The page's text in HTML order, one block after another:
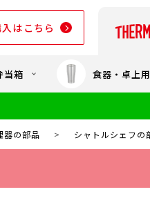
はこちら
部品購入はこちら
当箱 食器・卓上
器の部品 > シャトルシェフの